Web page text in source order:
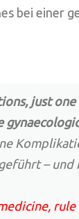
bei einer
just
– und
rule